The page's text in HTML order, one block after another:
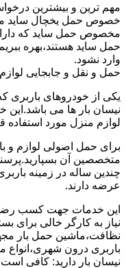
مهم ترین و بیشترین
خصوص حمل یخچال ساید می
مخصوص حمل ساید که
حمل ساید هستند،بهره
وارد نشود.
حمل و نقل و جابجایی لوازم
یکی از خودروهای باربری
نیسان بار ها می باشد.این
لوازم منزل مورد استفاده
برای حمل اصولی لوازم و
متخصصین آن
چندین ساله در زمینه
عرضه دارند.
این خدمات جهت کسب
نیاز به کارگر خالی برای
نظافت،ماشین حمل بار
باربری درون شهری،انواع
نیسان بار دارید: کافی است